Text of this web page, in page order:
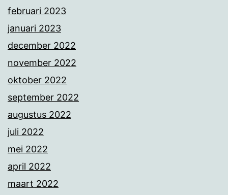
februari 2023
januari 2023
december 2022
november 2022
oktober 2022
september 2022
augustus 2022
juli 2022
mei 2022
april 2022
maart 2022